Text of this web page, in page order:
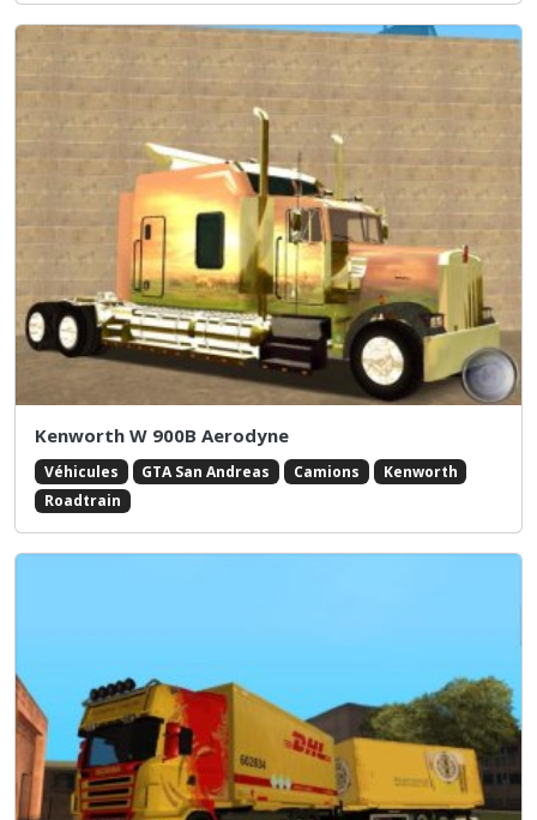
Kenworth W 900B Aerodyne
Véhicules GTA San Andreas Camions
Kenworth
Roadtrain